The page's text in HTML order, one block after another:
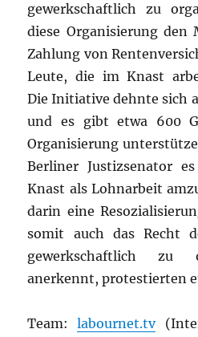
gewerkschaftlich zu
diese Organisierung den
Zahlung von
Leute, die im Knast
Die Initiative dehnte sich
und es gibt etwa 600
Organisierung
Berliner Justizsenator
Knast als Lohnarbeit
darin eine
somit auch das Recht
gewerkschaftlich zu
anerkennt, protestierten
Team:labournet.tv